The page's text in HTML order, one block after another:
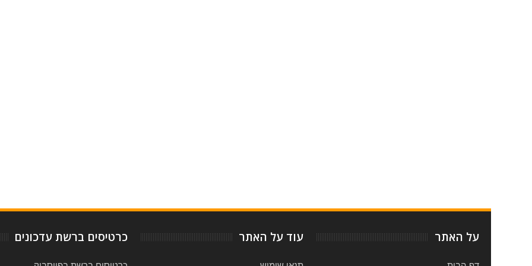
על האתר עוד על האתר כרטיסים ברשת עדכונים